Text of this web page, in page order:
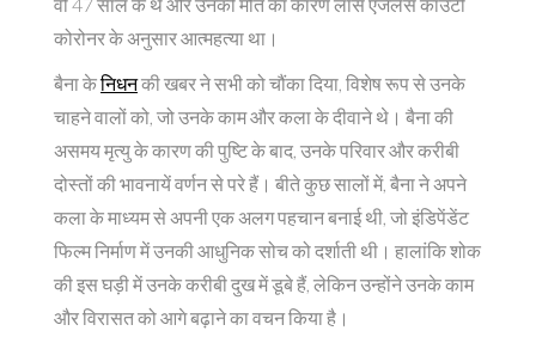
वो 47 साल के थे और उनकी मौत का कारण लॉस एंजेलेस काउंटी
कोरोनर के अनुसार आत्महत्या था।
बैना केनिधनकी खबर ने सभी को चौंका दिया, विशेष रूप से उनके
चाहने वालों को, जो उनके काम और कला के दीवाने थे। बैना की
असमय मृत्यु के कारण की पुष्टि के बाद, उनके परिवार और करीबी
दोस्तों की भावनायें वर्णन से परे हैं। बीते कुछ सालों में, बैना ने अपने
कला के माध्यम से अपनी एक अलग पहचान बनाई थी, जो इंडिपेंडेंट
फिल्म निर्माण में उनकी आधुनिक सोच को दर्शाती थी। हालांकि शोक
की इस घड़ी में उनके करीबी दुख में डूबे हैं, लेकिन उन्होंने उनके काम
और विरासत को आगे बढ़ाने का वचन किया है।